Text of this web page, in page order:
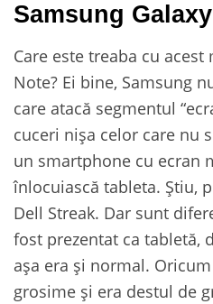
Samsung
Care este treaba cu
Note? Ei bine, Samsung
care atacă segmentul
cuceri nișa celor care nu
un smartphone cu ecran
înlocuiască tableta. Știu,
Dell Streak. Dar sunt
fost prezentat ca tabletă,
așa era și normal.
grosime și era destul de